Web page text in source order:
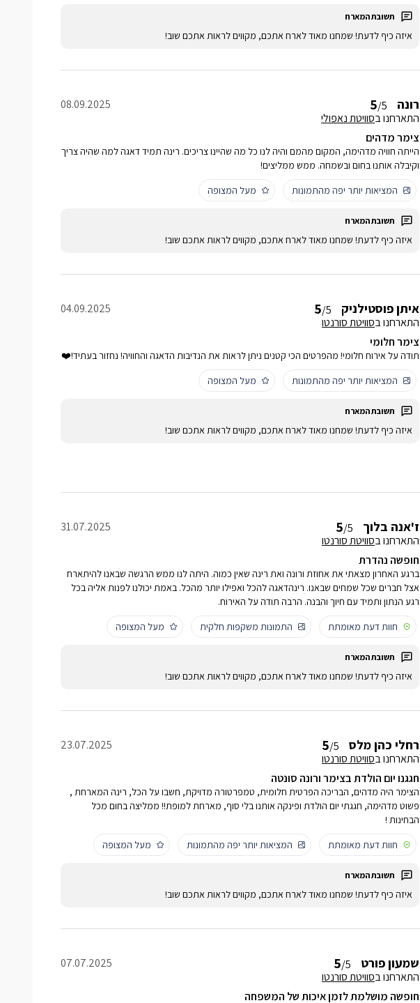
איזה כיף לדעת! שמחנו מאוד לארח אתכם, מקווים לראות אתכם שוב!
רונה 5/5
התארחנו בסוויטת נאפולי
08.09.2025
צימר מדהים
הייתה חוויה מדהימה, המקום מהמם והיה לנו כל מה שהיינו צריכים. רינה תמיד דאגה למה שהיה צריך
וקיבלה אותנו בחום ובשמחה. ממש ממליצים!
המציאות יותר יפה מהתמונות
מעל המצופה
איזה כיף לדעת! שמחנו מאוד לארח אתכם, מקווים לראות אתכם שוב!
איתן פוסטילניק 5/5
התארחנו בסוויטת סורנטו
04.09.2025
צימר חלומי
תודה על אירוח חלומי! מהפרטים הכי קטנים ניתן לראות את הנדיבות הדאגה והחוויה! נחזור בעתיד!❤️
המציאות יותר יפה מהתמונות
מעל המצופה
איזה כיף לדעת! שמחנו מאוד לארח אתכם, מקווים לראות אתכם שוב!
ז'אנה בלוך 5/5
התארחנו בסוויטת סורנטו
31.07.2025
חופשה נהדרת
ברגע האחרון מצאתי את אחוזת ורונה ואת רינה שאין כמוה. היתה לנו ממש הרגשה שבאנו להיתארח
אצל חברים שכל שמחים שבאנו. רינהדאגה להכל ואפילו יותר מהכל. באמת יכולנו לפנות אליה בכל
רגע הנתון ותמיד עם חיוך והבנה. הרבה תודה על האירוח.
חוות דעת מאומתת
התמונות משקפות חלקית מעל המצופה
איזה כיף לדעת! שמחנו מאוד לארח אתכם, מקווים לראות אתכם שוב!
רחלי כהן מלס 5/5
התארחנו בסוויטת סורנטו
23.07.2025
חגגנו יום הולדת בצימר ורונה סונטה
הצימר היה מדהים, הבריכה הפרטית חלומית, טמפרטורה מדויקת, חשבו על הכל, רינה המארחת ,
פשוט מדהימה, חגגתי יום הולדת ופינקה אותנו בלי סוף, מארחת למופת!! ממליצה בחום מכל
הבחינות !
חוות דעת מאומתת
המציאות יותר יפה מהתמונות מעל המצופה
איזה כיף לדעת! שמחנו מאוד לארח אתכם, מקווים לראות אתכם שוב!
שמעון פורט 5/5
התארחנו בסוויטת סורנטו
07.07.2025
חופשה מושלמת לזמן איכות של המשפחה